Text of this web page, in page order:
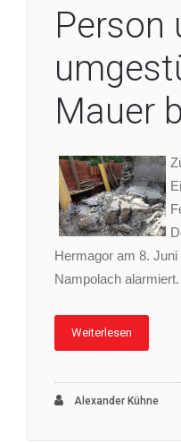
Person
Mauer
Hermagor am 8.
Nampolach alarmiert.
Weiterlesen
Alexander Kühne